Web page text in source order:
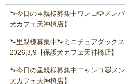
🐾今日の里親様募集中ワンコ🐶メン
犬カフェ天神橋店】
🐾里親様募集中🐾ミニチュアダック
2026,8,9【保護犬カフェ天神橋店】
🐾今日の里親様募集中ニャンコ😺メ
犬カフェ天神橋店】